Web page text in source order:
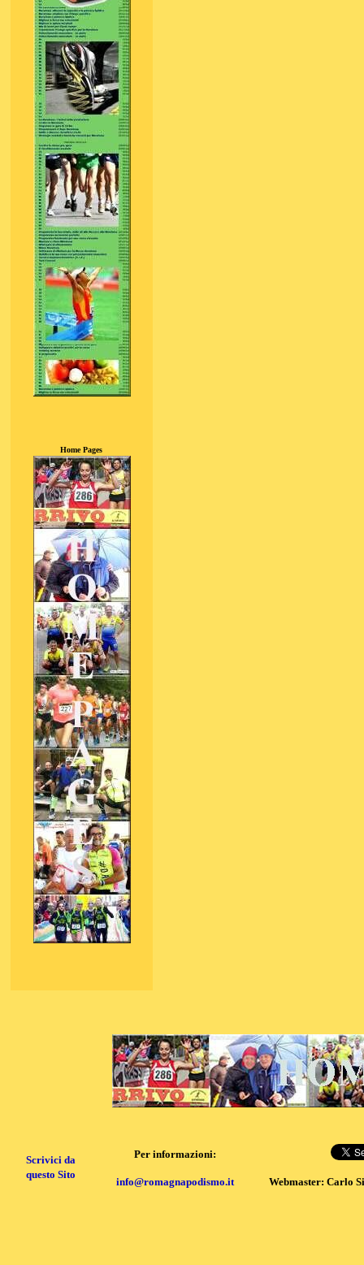
Home Pages
Scrivici da
questo Sito
Per informazioni:
info@romagnapodismo.it Webmaster: Carlo